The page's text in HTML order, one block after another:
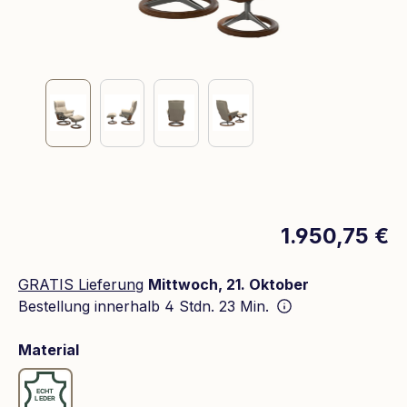
1.950,75 €
GRATIS Lieferung Mittwoch, 21. Oktober
Bestellung innerhalb 4 Stdn. 23 Min.
Materialauswählen